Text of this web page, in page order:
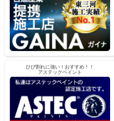
ひび割れに強い！おすすめ！！
アステックペイント